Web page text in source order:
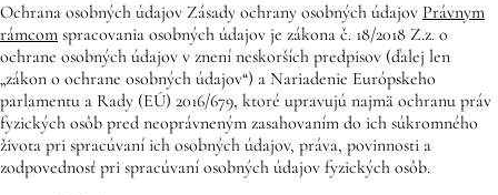
Ochrana osobných údajov Zásady ochrany osobných údajov Právnym
rámcom spracovania osobných údajov je zákona č. 18/2018 Z.z. o
ochrane osobných údajov v znení neskorších predpisov (ďalej len
„zákon o ochrane osobných údajov“) a Nariadenie Európskeho
parlamentu a Rady (EÚ) 2016/679, ktoré upravujú najmä ochranu práv
fyzických osôb pred neoprávneným zasahovaním do ich súkromného
života pri spracúvaní ich osobných údajov, práva, povinnosti a
zodpovednosť pri spracúvaní osobných údajov fyzických osôb.